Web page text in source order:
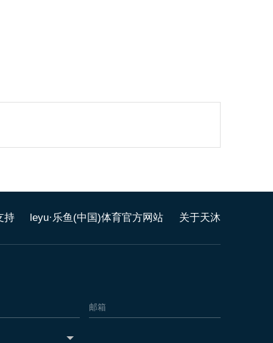
持 leyu·乐鱼(中国)体育官方网站 关于天沐